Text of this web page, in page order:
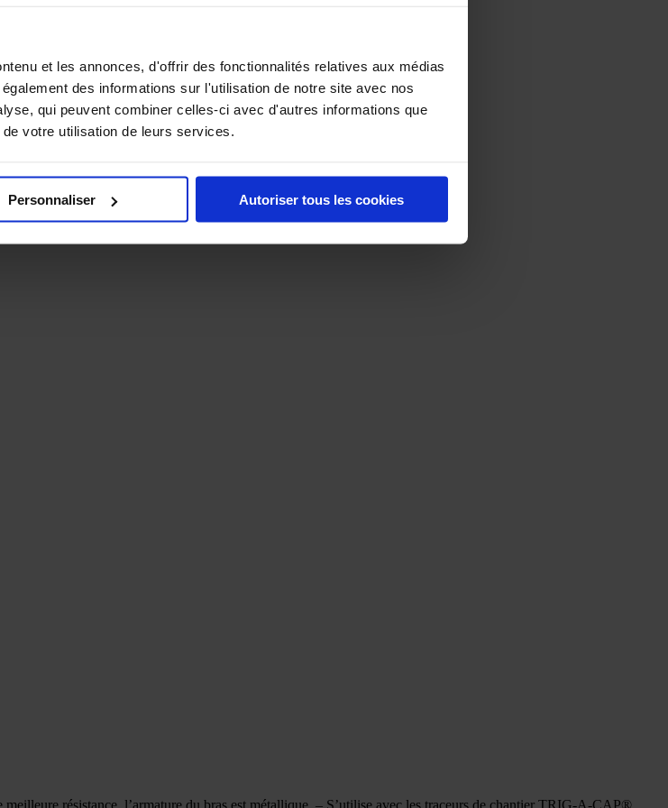
et les annonces, d'offrir des fonctionnalités relatives aux médias
des informations sur l'utilisation de notre site avec nos
qui peuvent combiner celles-ci avec d'autres informations que
votre utilisation de leurs services.
Personnaliser Autoriser tous les cookies
résistance, l’armature du bras est métallique. – S’utilise avec les traceurs de chantier TRIG-A-CAP®